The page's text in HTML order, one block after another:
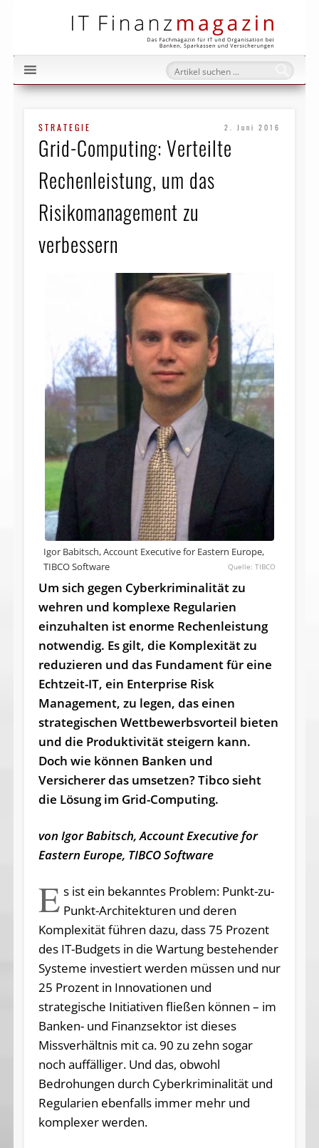
STRATEGIE 2. Juni 2016
Grid-Computing: Verteilte
Rechenleistung, um das
Risikomanagement zu
verbessern
Igor Babitsch, Account Executive for Eastern Europe,
TIBCO Software
TIBCO
Um sich gegen Cyberkriminalität zu
wehren und komplexe Regularien
einzuhalten ist enorme Rechenleistung
notwendig. Es gilt, die Komplexität zu
reduzieren und das Fundament für eine
Echtzeit-IT, ein Enterprise Risk
Management, zu legen, das einen
strategischen Wettbewerbsvorteil bieten
und die Produktivität steigern kann.
Doch wie können Banken und
Versicherer das umsetzen? Tibco sieht
die Lösung im Grid-Computing.
von Igor Babitsch, Account Executive for
Eastern Europe, TIBCO Software
E s ist ein bekanntes Problem: Punkt-zu-
Punkt-Architekturen und deren
Komplexität führen dazu, dass 75 Prozent
des IT-Budgets in die Wartung bestehender
Systeme investiert werden müssen und nur
25 Prozent in Innovationen und
strategische Initiativen fließen können – im
Banken- und Finanzsektor ist dieses
Missverhältnis mit ca. 90 zu zehn sogar
noch auffälliger. Und das, obwohl
Bedrohungen durch Cyberkriminalität und
Regularien ebenfalls immer mehr und
komplexer werden.